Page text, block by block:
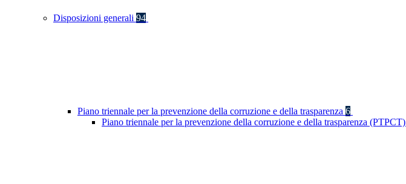
Disposizioni generali 94
Piano triennale per la prevenzione della corruzione e della trasparenza 6
Piano triennale per la prevenzione della corruzione e della trasparenza (PTPCT)